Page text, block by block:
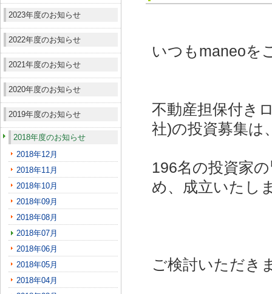
2023年度のお知らせ
2022年度のお知らせ
2021年度のお知らせ
2020年度のお知らせ
2019年度のお知らせ
2018年度のお知らせ
2018年12月
2018年11月
2018年10月
2018年09月
2018年08月
2018年07月
2018年06月
2018年05月
2018年04月
いつもmaneoを
不動産担保付き
社)の投資募集は
196名の投資家
め、成立いたし
ご検討いただき